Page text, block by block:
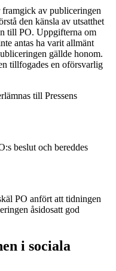
framgick av publiceringen
den känsla av utsatthet
till PO. Uppgifterna om
antas ha varit allmänt
gällde honom.
tillfogades en oförsvarlig
till Pressens
beslut och bereddes
PO anfört att tidningen
åsidosatt god
i sociala